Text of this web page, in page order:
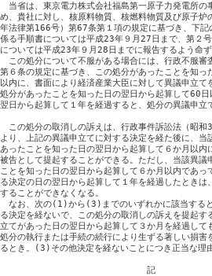
当省は、東京電力株式会社福島第一原子力発電所の
め、貴社に対し、核原料物質、核燃料物質及び原子炉
年法律第166号）第67条第１項の規定に基づき、下記
係る手順書については平成23年９月27日まで、第２
については平成23年９月28日までに報告するよう命ず
この処分について不服がある場合には、行政不服審
第６条の規定に基づき、この処分があったことを知っ
以内に、書面により経済産業大臣に対して異議申立て
処分があったことを知った日の翌日から起算して60
翌日から起算して１年を経過すると、処分の異議申立
この処分の取消しの訴えは、行政事件訴訟法（昭和
より、上記の異議申立てに対する決定を経た後に、当
あったことを知った日の翌日から起算して６か月以内
被告として提起することができる。ただし、当該異議
ことを知った日の翌日から起算して６か月以内であっ
る決定の日の翌日から起算して１年を経過したときは
することができなくなる。
なお、次の(1)から(3)までのいずれかに該当する
る決定を経ないで、この処分の取消しの訴えを提起
立てがあった日の翌日から起算して３か月を経過して
処分の執行または手続の続行により生ずる著しい損害
るとき。(3)その他決定を経ないことにつき正当な理
記